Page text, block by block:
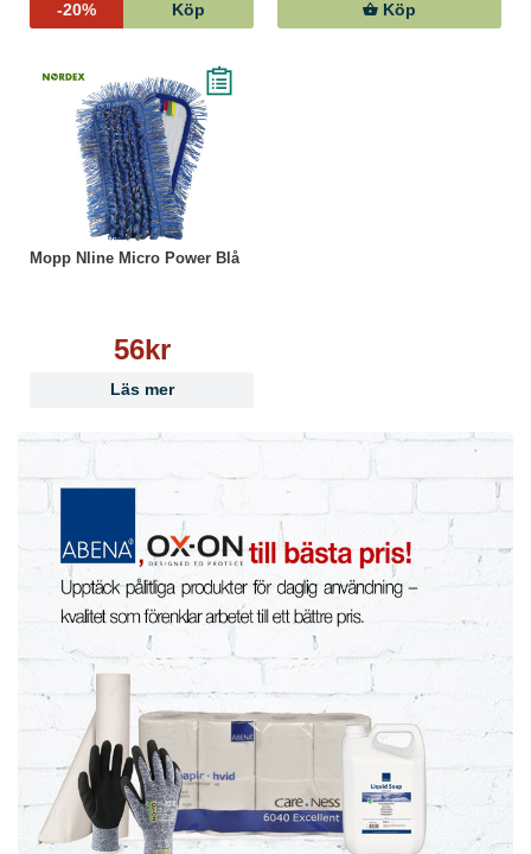
-20% Köp Köp
Mopp Nline Micro Power Blå
56kr
Läs mer